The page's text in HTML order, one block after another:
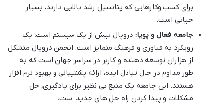
برای کسب وکارهایی که پتانسیل رشد بالایی دارند، بسیار
حیاتی است.
جامعه فعال و پویا: دروپال بیش از یک سیستم است؛ یک
رویکرد به فناوری و فرهنگ متمایز است. انجمن دروپال متشکل
از هزاران توسعه دهنده و کاربر در سراسر جهان است که به
طور مداوم در حال تبادل ایده، ارائه پشتیبانی و بهبود نرم افزار
هستند. این جامعه یک منبع بی نظیر برای یادگیری، حل
مشکلات و پیدا کردن راه حل های جدید است.